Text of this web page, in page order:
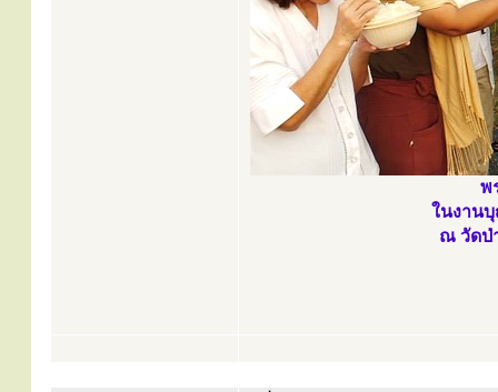
พ
ในงาน
ณ วัดป่